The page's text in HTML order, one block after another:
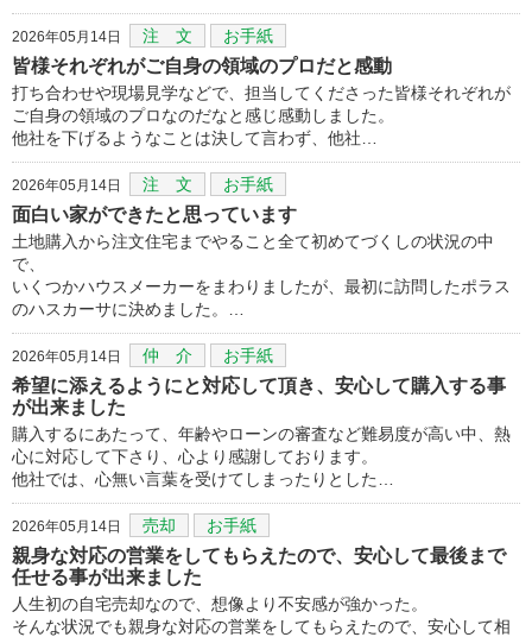
2026年05月14日 注 文 お手紙
皆様それぞれがご自身の領域のプロだと感動
打ち合わせや現場見学などで、担当してくださった皆様それぞれが
ご自身の領域のプロなのだなと感じ感動しました。
他社を下げるようなことは決して言わず、他社…
2026年05月14日 注 文 お手紙
面白い家ができたと思っています
土地購入から注文住宅までやること全て初めてづくしの状況の中
で、
いくつかハウスメーカーをまわりましたが、最初に訪問したポラス
のハスカーサに決めました。…
2026年05月14日 仲 介 お手紙
希望に添えるようにと対応して頂き、安心して購入する事
が出来ました
購入するにあたって、年齢やローンの審査など難易度が高い中、熱
心に対応して下さり、心より感謝しております。
他社では、心無い言葉を受けてしまったりとした…
2026年05月14日 売却 お手紙
親身な対応の営業をしてもらえたので、安心して最後まで
任せる事が出来ました
人生初の自宅売却なので、想像より不安感が強かった。
そんな状況でも親身な対応の営業をしてもらえたので、安心して相